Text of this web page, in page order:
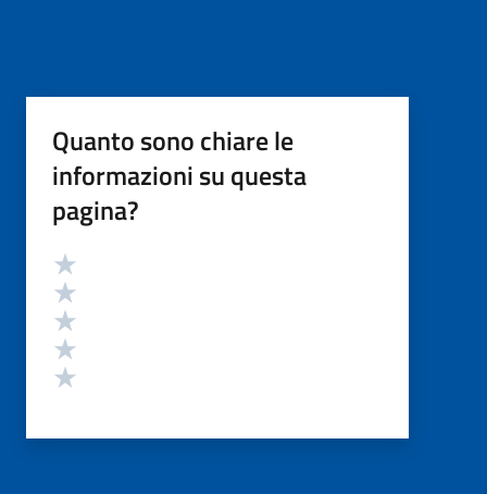
Quanto sono chiare le
informazioni su questa
pagina?
Valutazione